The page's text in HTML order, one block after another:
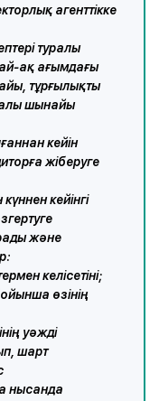
агенттікке
туралы
ақ ағымдағы
тұрғылықты
шынайы
кейін
жіберуге
кейінгі
және
келісетіні;
өзінің
уәжді
шарт
нысанда